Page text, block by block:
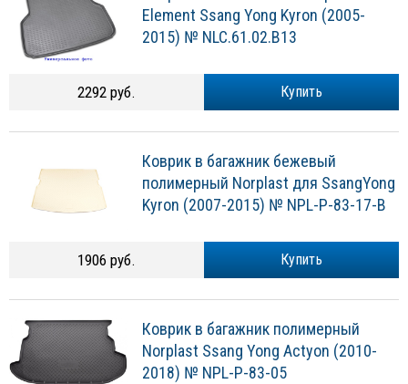
Element Ssang Yong Kyron (2005-
2015) № NLC.61.02.B13
Купить
2292 руб.
Коврик в багажник бежевый
полимерный Norplast для SsangYong
Kyron (2007-2015) № NPL-P-83-17-B
Купить
1906 руб.
Коврик в багажник полимерный
Norplast Ssang Yong Actyon (2010-
2018) № NPL-P-83-05